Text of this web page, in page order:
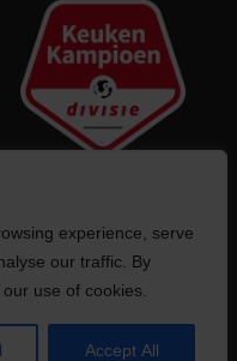
experience, serve
our traffic. By
use of cookies.
Accept All
website